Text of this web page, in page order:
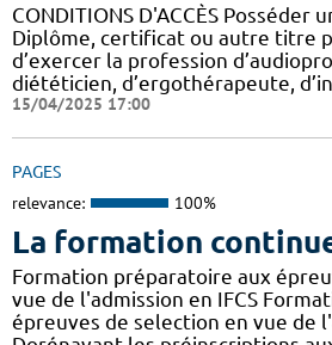
CONDITIONS D'ACCÈS Posséder
Diplôme, certificat ou autre titre
d’exercer la profession
diététicien, d’ergothérapeute,
15/04/2025 17:00
PAGES
relevance: 100%
La formation
Formation préparatoire aux
vue de l'admission en IFCS
épreuves de selection en vue de